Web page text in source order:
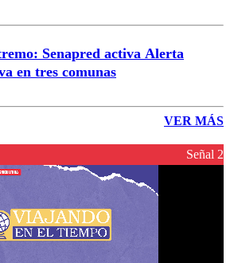
Senapred activa Alerta
en tres comunas
VER MÁS
Señal 2